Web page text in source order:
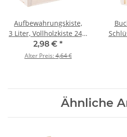
Aufbewahrungskiste,
3 Liter, Vollholzkiste 24,5
x 14,5 x 12,5 cm
2,98 € *
Alter Preis:4,64 €
Ähnliche